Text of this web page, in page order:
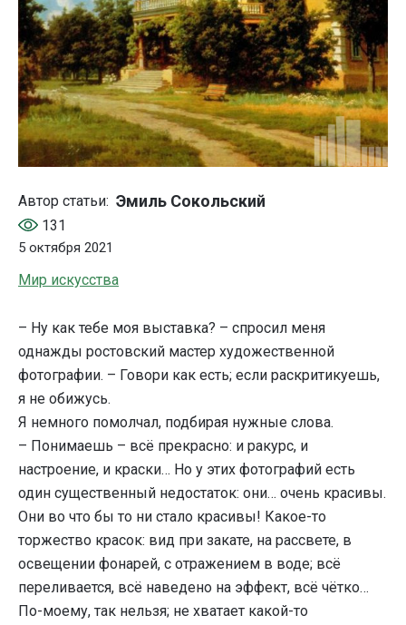
Автор статьи: Эмиль Сокольский
131
5 октября 2021
Мир искусства
– Ну как тебе моя выставка? – спросил меня
однажды ростовский мастер художественной
фотографии. – Говори как есть; если раскритикуешь,
я не обижусь.
Я немного помолчал, подбирая нужные слова.
– Понимаешь – всё прекрасно: и ракурс, и
настроение, и краски… Но у этих фотографий есть
один существенный недостаток: они… очень красивы.
Они во что бы то ни стало красивы! Какое-то
торжество красок: вид при закате, на рассвете, в
освещении фонарей, с отражением в воде; всё
переливается, всё наведено на эффект, всё чётко…
По-моему, так нельзя; не хватает какой-то